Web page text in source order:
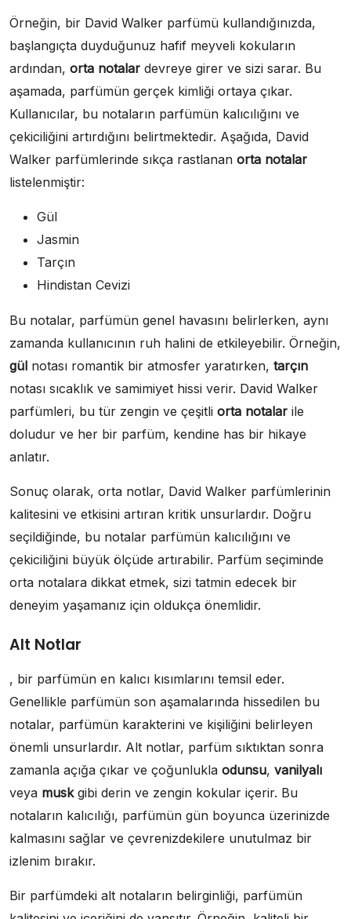
Örneğin, bir David Walker parfümü kullandığınızda,
başlangıçta duyduğunuz hafif meyveli kokuların
ardından, orta notalar devreye girer ve sizi sarar. Bu
aşamada, parfümün gerçek kimliği ortaya çıkar.
Kullanıcılar, bu notaların parfümün kalıcılığını ve
çekiciliğini artırdığını belirtmektedir. Aşağıda, David
Walker parfümlerinde sıkça rastlanan orta notalar
listelenmiştir:
Gül
Jasmin
Tarçın
Hindistan Cevizi
Bu notalar, parfümün genel havasını belirlerken, aynı
zamanda kullanıcının ruh halini de etkileyebilir. Örneğin,
gül notası romantik bir atmosfer yaratırken, tarçın
notası sıcaklık ve samimiyet hissi verir. David Walker
parfümleri, bu tür zengin ve çeşitli orta notalar ile
doludur ve her bir parfüm, kendine has bir hikaye
anlatır.
Sonuç olarak, orta notlar, David Walker parfümlerinin
kalitesini ve etkisini artıran kritik unsurlardır. Doğru
seçildiğinde, bu notalar parfümün kalıcılığını ve
çekiciliğini büyük ölçüde artırabilir. Parfüm seçiminde
orta notalara dikkat etmek, sizi tatmin edecek bir
deneyim yaşamanız için oldukça önemlidir.
Alt Notlar
, bir parfümün en kalıcı kısımlarını temsil eder.
Genellikle parfümün son aşamalarında hissedilen bu
notalar, parfümün karakterini ve kişiliğini belirleyen
önemli unsurlardır. Alt notlar, parfüm sıktıktan sonra
zamanla açığa çıkar ve çoğunlukla odunsu, vanilyalı
veya muskgibi derin ve zengin kokular içerir. Bu
notaların kalıcılığı, parfümün gün boyunca üzerinizde
kalmasını sağlar ve çevrenizdekilere unutulmaz bir
izlenim bırakır.
Bir parfümdeki alt notaların belirginliği, parfümün